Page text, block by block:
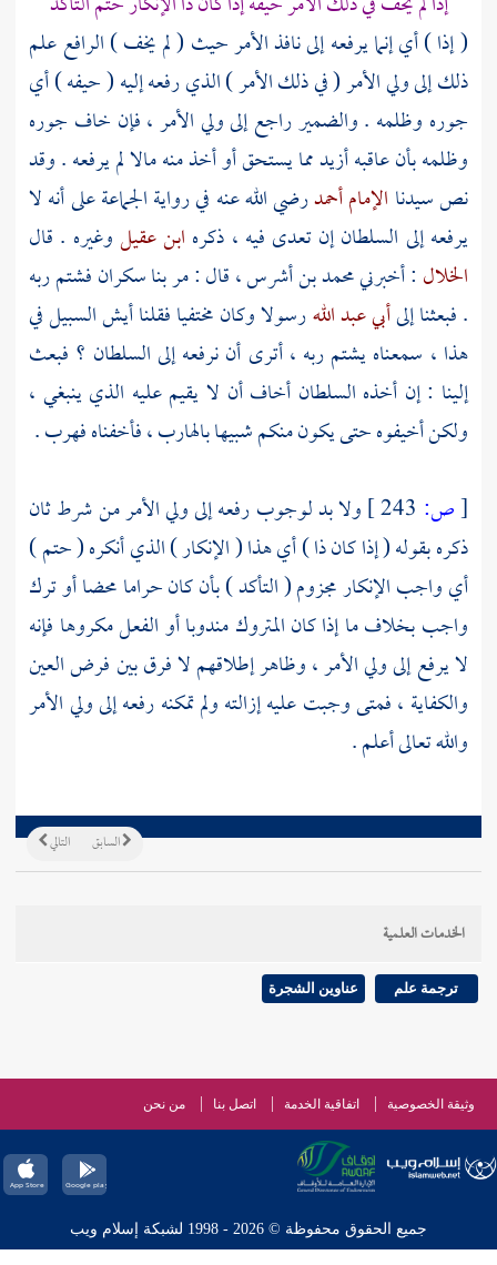
( إذا ) أي إنما يرفعه إلى نافذ الأمر حيث ( لم يخف ) الرافع علم
ذلك إلى ولي الأمر ( في ذلك الأمر ) الذي رفعه إليه ( حيفه ) أي
جوره وظلمه . والضمير راجع إلى ولي الأمر ، فإن خاف جوره
وظلمه بأن عاقبه أزيد مما يستحق أو أخذ منه مالا لم يرفعه . وقد
نص سيدنا الإمام أحمدرضي الله عنه في رواية الجماعة على أنه لا
يرفعه إلى السلطان إن تعدى فيه ، ذكره ابن عقيلوغيره . قال
الخلال : أخبرنيمحمد بن أشرس، قال : مر بنا سكران فشتم ربه
. فبعثنا إلىأبي عبد اللهرسولا وكان مختفيا فقلنا أيش السبيل في
هذا ، سمعناه يشتم ربه ، أترى أن نرفعه إلى السلطان ؟ فبعث
إلينا : إن أخذه السلطان أخاف أن لا يقيم عليه الذي ينبغي ،
ولكن أخيفوه حتى يكون منكم شبيها بالهارب ، فأخفناه فهرب .
[ص:
ولا بد لوجوب رفعه إلى ولي الأمر من شرط ثان
ذكره بقوله ( إذا كان ذا ) أي هذا ( الإنكار ) الذي أنكره ( حتم )
أي واجب الإنكار مجزوم ( التأكد ) بأن كان حراما محضا أو ترك
واجب بخلاف ما إذا كان المتروك مندوبا أو الفعل مكروها فإنه
لا يرفع إلى ولي الأمر ، وظاهر إطلاقهم لا فرق بين فرض العين
والكفاية ، فمتى وجبت عليه إزالته ولم تمكنه رفعه إلى ولي الأمر
والله تعالى أعلم .
التالي السابق
الخدمات العلمية
ترجمة علم عناوين الشجرة
وثيقة الخصوصية اتفاقية الخدمة اتصل بنا من نحن
جميع الحقوق محفوظة © 2026 - 1998 لشبكة إسلام ويب